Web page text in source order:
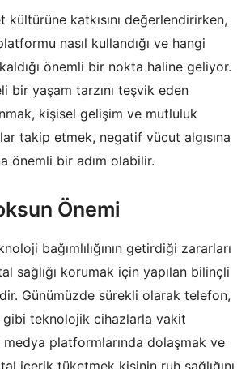
kültürüne katkısını değerlendirirken,
nasıl kullandığı ve hangi
önemli bir nokta haline geliyor.
bir yaşam tarzını teşvik eden
kişisel gelişim ve mutluluk
takip etmek, negatif vücut algısına
önemli bir adım olabilir.
Önemi
bağımlılığının getirdiği zararları
sağlığı korumak için yapılan bilinçli
Günümüzde sürekli olarak telefon,
teknolojik cihazlarla vakit
platformlarında dolaşmak ve
içerik tüketmek kişinin ruh sağlığını